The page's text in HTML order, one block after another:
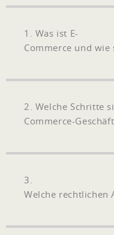
1. Was ist E-
Commerce und
2. Welche Schritte
Commerce-
3.
Welche rechtlichen